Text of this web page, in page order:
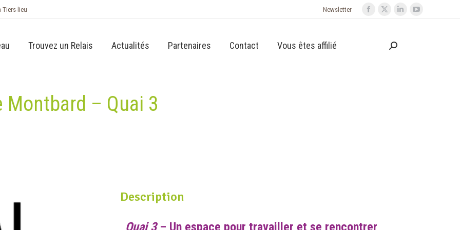
Tiers-lieu Newsletter
Trouvez un Relais Actualités Partenaires Contact Vous êtes affilié
Montbard – Quai 3
Description
Quai 3– Un espace pour travailler et se rencontrer